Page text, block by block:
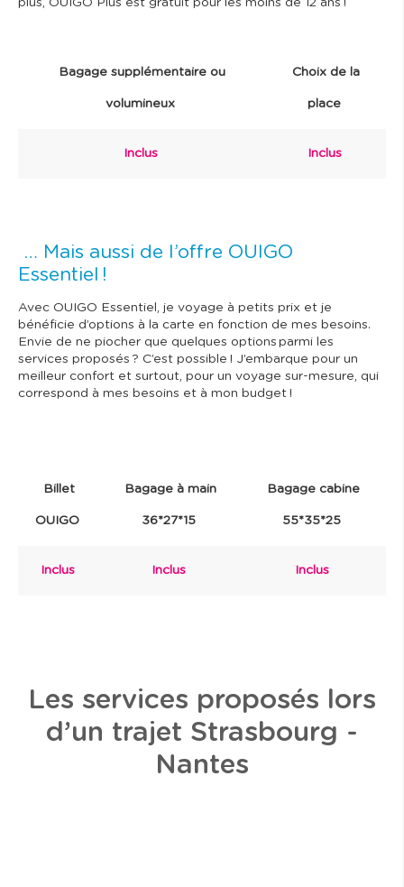
plus, OUIGO Plus est gratuit pour les moins de 12 ans !
Bagage supplémentaire ou
volumineux
Choix de la
place
Inclus Inclus
… Mais aussi de l’offre OUIGO
Essentiel !
Avec OUIGO Essentiel, je voyage à petits prix et je
bénéficie d’options à la carte en fonction de mes besoins.
Envie de ne piocher que quelques options parmi les
services proposés ? C’est possible ! J’embarque pour un
meilleur confort et surtout, pour un voyage sur-mesure, qui
correspond à mes besoins et à mon budget !
Billet
OUIGO
Bagage à main
36*27*15
Bagage cabine
55*35*25
Inclus Inclus Inclus
Les services proposés lors
d’un trajet Strasbourg -
Nantes